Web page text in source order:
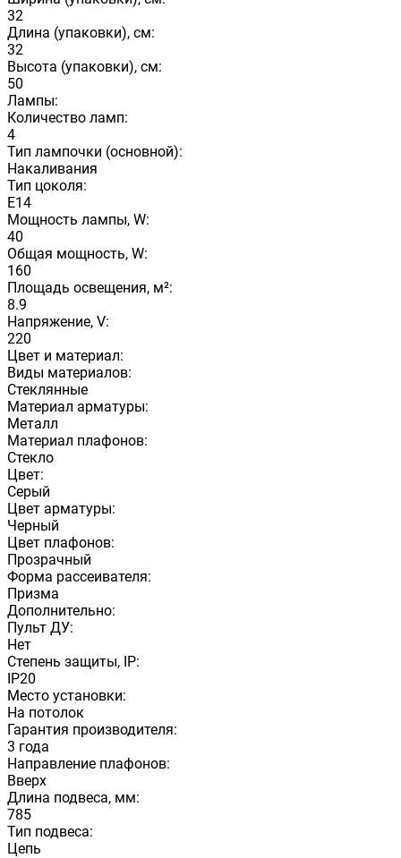
32
Длина (упаковки), см:
32
Высота (упаковки), см:
50
Лампы:
Количество ламп:
4
Тип лампочки (основной):
Накаливания
Тип цоколя:
E14
Мощность лампы, W:
40
Общая мощность, W:
160
Площадь освещения, м²:
8.9
Напряжение, V:
220
Цвет и материал:
Виды материалов:
Стеклянные
Материал арматуры:
Металл
Материал плафонов:
Стекло
Цвет:
Серый
Цвет арматуры:
Черный
Цвет плафонов:
Прозрачный
Форма рассеивателя:
Призма
Дополнительно:
Пульт ДУ:
Нет
Степень защиты, IP:
IP20
Место установки:
На потолок
Гарантия производителя:
3 года
Направление плафонов:
Вверх
Длина подвеса, мм:
785
Тип подвеса:
Цепь